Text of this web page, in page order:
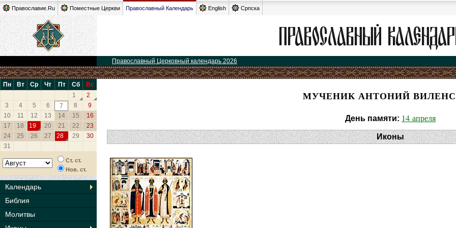
Православие.Ru Поместные Церкви Православный Календарь English Српска
Православный Церковный календарь 2026
Пн Вт Ср Чт Пт Сб
Вс
1
2
3
4 5 6 7 8
9
10
11 12 13 14 15
16
17
18 19 20 21 22
23
24
25 26 27 28 29
30
31
Ст. ст.
Нов. ст.
Календарь
Библия
Молитвы
МУЧЕНИК АНТОНИЙ
День памяти: 14 апреля
Иконы